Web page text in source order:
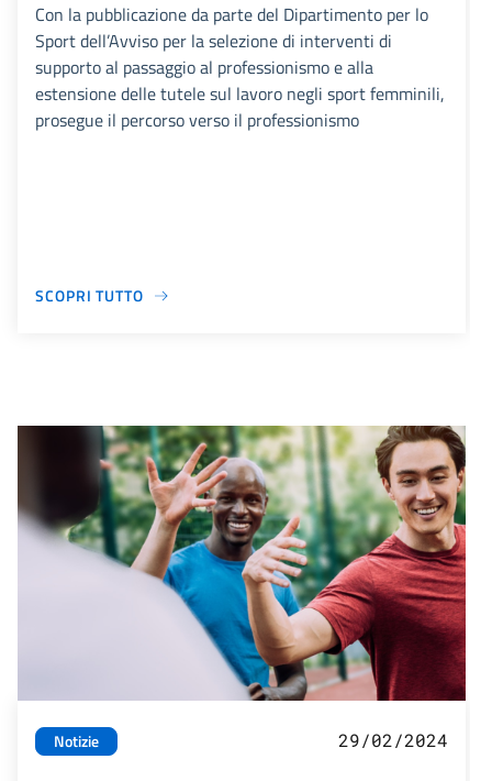
Con la pubblicazione da parte del Dipartimento per lo
Sport dell’Avviso per la selezione di interventi di
supporto al passaggio al professionismo e alla
estensione delle tutele sul lavoro negli sport femminili,
prosegue il percorso verso il professionismo
SCOPRI TUTTO
Notizie 29/02/2024